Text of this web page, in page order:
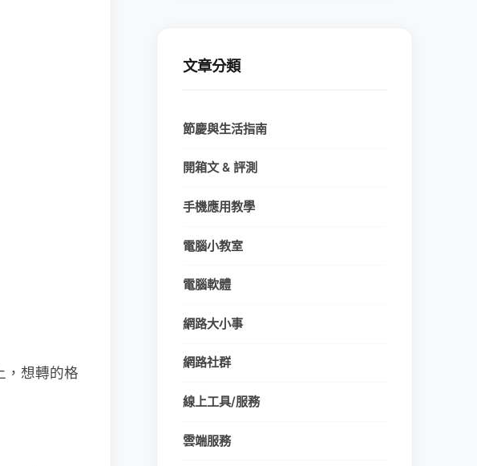
，想轉的格
文章分類
節慶與生活指南
開箱文 & 評測
手機應用教學
電腦小教室
電腦軟體
網路大小事
網路社群
線上工具/服務
雲端服務